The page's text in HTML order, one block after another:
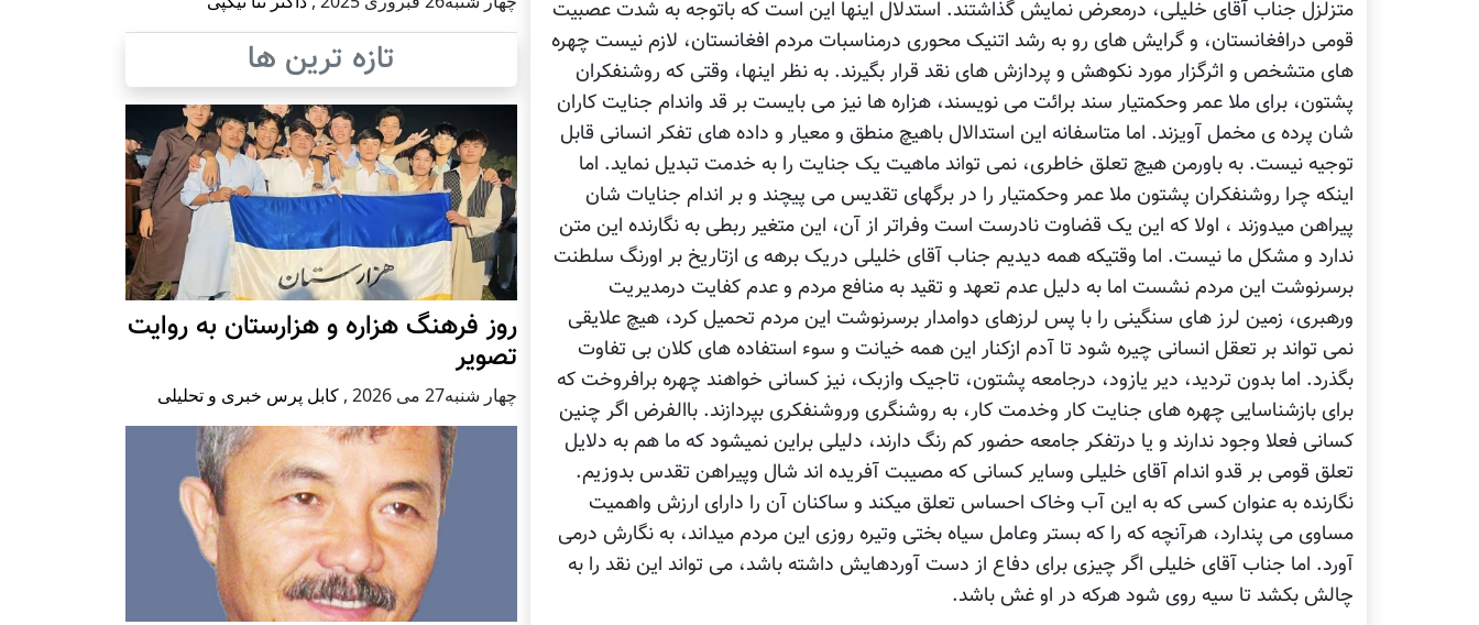
متزلزل جناب آقای خلیلی، درمعرض نمایش گذاشتند. استدلال اینها این است که باتوجه به شدت عصبیت
قومی درافغانستان، و گرایش های رو به رشد اتنیک محوری درمناسبات مردم افغانستان، لازم نیست چهره
های متشخص و اثرگزار مورد نکوهش و پردازش های نقد قرار بگیرند. به نظر اینها، وقتی که روشنفکران
پشتون، برای ملا عمر وحکمتیار سند برائت می نویسند، هزاره ها نیز می بایست بر قد واندام جنایت کاران
شان پرده ی مخمل آویزند. اما متاسفانه این استدالال باهیچ منطق و معیار و داده های تفکر انسانی قابل
توجیه نیست. به باورمن هیچ تعلق خاطری، نمی تواند ماهیت یک جنایت را به خدمت تبدیل نماید. اما
اینکه چرا روشنفکران پشتون ملا عمر وحکمتیار را در برگهای تقدیس می پیچند و بر اندام جنایات شان
پیراهن میدوزند ، اولا که این یک قضاوت نادرست است وفراتر از آن، این متغیر ربطی به نگارنده این متن
ندارد و مشکل ما نیست. اما وقتیکه همه دیدیم جناب آقای خلیلی دریک برهه ی ازتاریخ بر اورنگ سلطنت
برسرنوشت این مردم نشست اما به دلیل عدم تعهد و تقید به منافع مردم و عدم کفایت درمدیریت
ورهبری، زمین لرز های سنگینی را با پس لرزهای دوامدار برسرنوشت این مردم تحمیل کرد، هیچ علایقی
نمی تواند بر تعقل انسانی چیره شود تا آدم ازکنار این همه خیانت و سوء استفاده های کلان بی تفاوت
بگذرد. اما بدون تردید، دیر یازود، درجامعه پشتون، تاجیک وازبک، نیز کسانی خواهند چهره برافروخت که
برای بازشناسایی چهره های جنایت کار وخدمت کار، به روشنگری وروشنفکری بپردازند. باالفرض اگر چنین
کسانی فعلا وجود ندارند و یا درتفکر جامعه حضور کم رنگ دارند، دلیلی براین نمیشود که ما هم به دلایل
تعلق قومی بر قدو اندام آقای خلیلی وسایر کسانی که مصیبت آفریده اند شال وپیراهن تقدس بدوزیم.
نگارنده به عنوان کسی که به این آب وخاک احساس تعلق میکند و ساکنان آن را دارای ارزش واهمیت
مساوی می پندارد، هرآنچه که را که بستر وعامل سیاه بختی وتیره روزی این مردم میداند، به نگارش درمی
آورد. اما جناب آقای خلیلی اگر چیزی برای دفاع از دست آوردهایش داشته باشد، می تواند این نقد را به
چالش بکشد تا سیه روی شود هرکه در او غش باشد.
تازه ترین ها
روز فرهنگ هزاره و هزارستان به روایت
تصویر
چهار شنبه27 می 2026 , کابل پرس خبری و تحلیلی